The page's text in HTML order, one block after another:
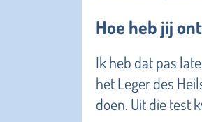
Hoe heb jij
Ik heb dat pas
het Leger des
doen. Uit die test